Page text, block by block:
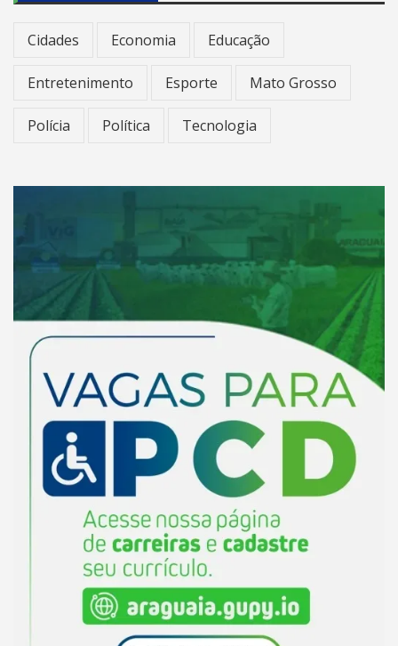
Cidades Economia Educação
Entretenimento Esporte Mato Grosso
Polícia Política Tecnologia